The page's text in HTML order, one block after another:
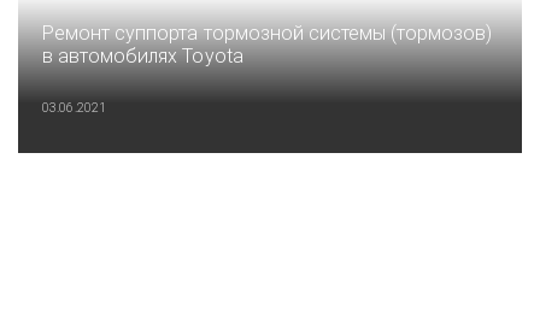
Ремонт суппорта тормозной системы (тормозов)
в автомобилях Toyota
03.06.2021